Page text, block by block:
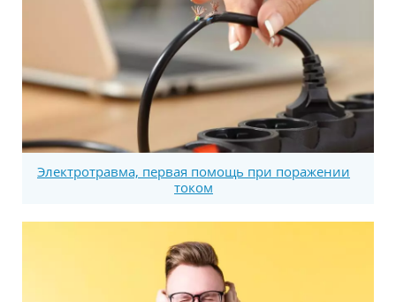
Электротравма, первая помощь при поражении
током